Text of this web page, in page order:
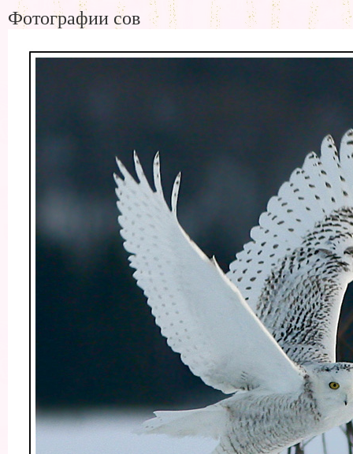
Фотографии сов